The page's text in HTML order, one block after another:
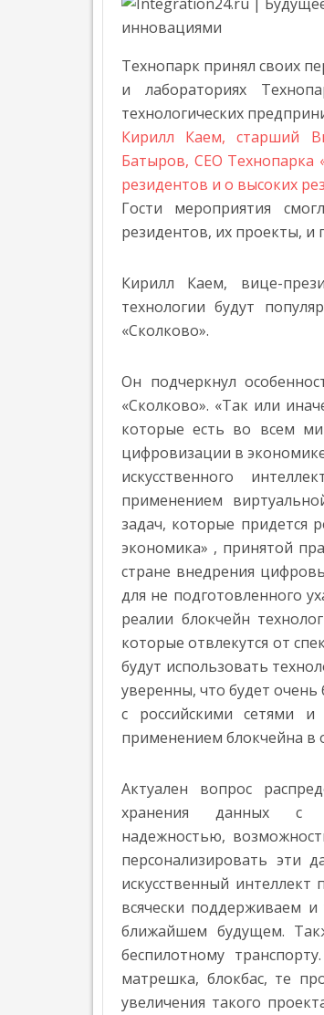
РОССИИ
»
ПО
3D-
ПЕЧАТИ
МЕДИЦИНЕ,
СТРОИТЕЛЬСТВЕ
И
НАГРАЖДЕНИЕ
ПОБЕДИТЕЛЕЙ
ПЕРВОЙ
ПРЕМИИ
ПО
АДДИТИВНЫМ
ФОРМЫ»
»
OMRON
ОТКРЫЛ
НОВЫЙ
ПЕРЕДОВЫХ
СИДНЕЕ
»
Л
О
С
Т
Ь
Т
Е
Х
Н
О
Л
И
И
М
И
А
П
Е
К
Е
Н
Т
Е
Р
Ю
Е
Ф
Т
Е
Г
З
П
Р
Е
С
-
Технопарк принял своих
и лабораториях
технологических
Кирилл Каем, старший
Батыров, CEO Технопарка
резидентов и о высоких
Гости мероприятия
резидентов, их проекты, и
Кирилл Каем, вице-
технологии будут
«Сколково».
Он подчеркнул
«Сколково». «Так или
которые есть во всем
цифровизации в
искусственного
применением
задач, которые придется
экономика» , принятой
стране внедрения
для не подготовленного
реалии блокчейн
которые отвлекутся от
будут использовать
уверенны, что будет
с российскими сетями
применением блокчейна в
Актуален вопрос
хранения данных с
надежностью,
персонализировать эти
искусственный
всячески поддерживаем
ближайшем будущем.
беспилотному
матрешка, блокбас, те
увеличения такого